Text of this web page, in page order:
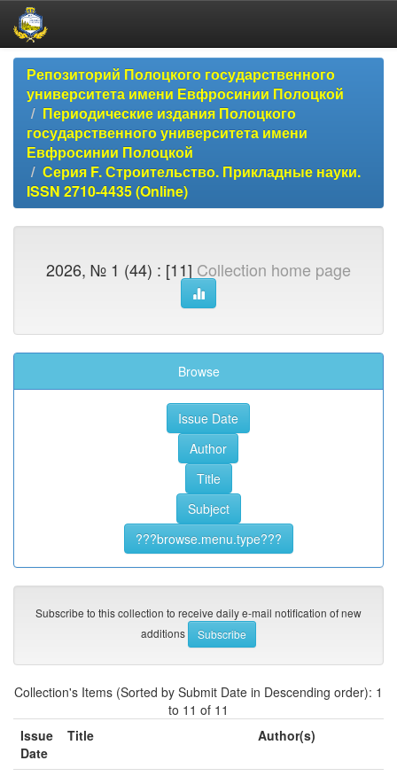
Skip
navigationРепозиторий Полоцкого государственного
университета имени Евфросинии Полоцкой
Периодические издания Полоцкого
государственного университета имени
Евфросинии Полоцкой
Серия F. Строительство. Прикладные науки.
ISSN 2710-4435 (Online)
2026, № 1 (44) : [11] Collection home page
Browse
Subscribe to this collection to receive daily e-mail notification of new
additions
Collection's Items (Sorted by Submit Date in Descending order): 1
to 11 of 11
Issue
Date
Title Author(s)